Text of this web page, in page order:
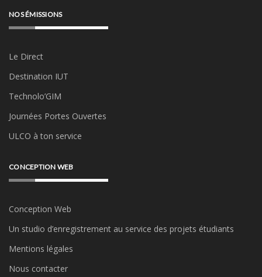
NOS ÉMISSIONS
Le Direct
Destination IUT
Technolo’GIM
Journées Portes Ouvertes
ULCO à ton service
CONCEPTION WEB
Conception Web
Un studio d’enregistrement au service des projets étudiants
Mentions légales
Nous contacter